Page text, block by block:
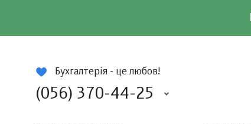
Бухгалтерія - це любов!
(056) 370-44-25